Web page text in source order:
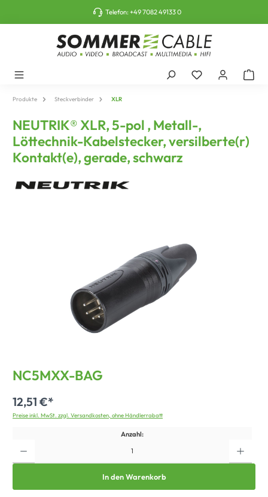
Telefon:+49 7082 49133 0
Produkte Steckverbinder XLR
NEUTRIK® XLR, 5-pol , Metall-,
Löttechnik-Kabelstecker, versilberte(r)
Kontakt(e), gerade, schwarz
NC5MXX-BAG
12,51 €*
Preise inkl. MwSt. zzgl. Versandkosten, ohne Händlerrabatt
Anzahl:
In den Warenkorb